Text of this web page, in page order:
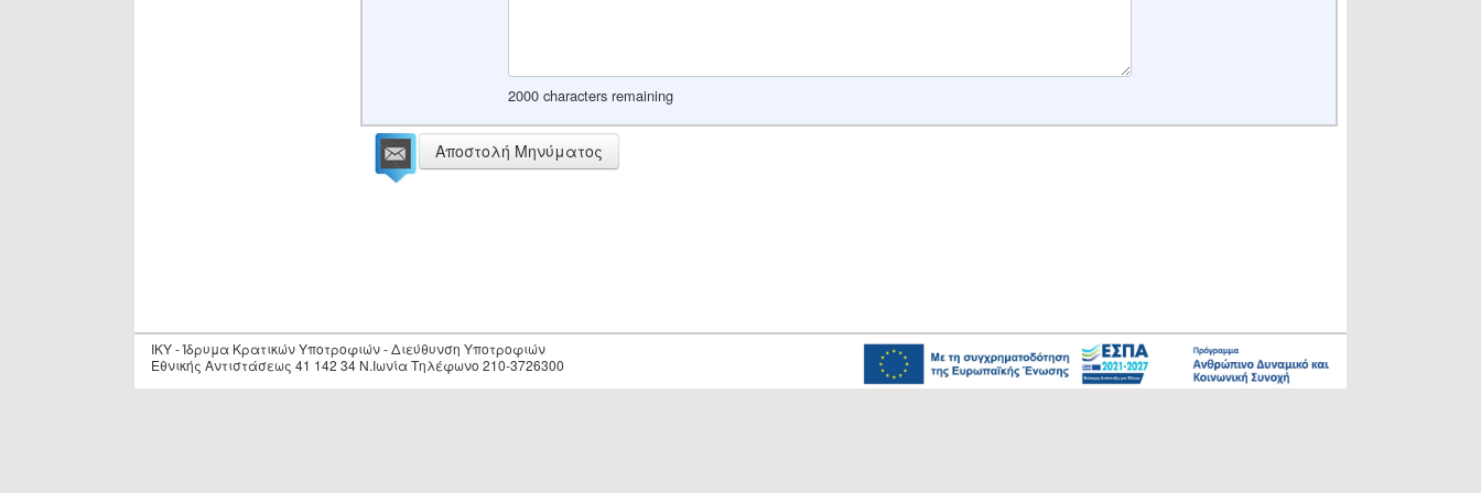
2000 characters remaining
Αποστολή Μηνύματος
IKY - Ίδρυμα Κρατικών Υποτροφιών - Διεύθυνση Υποτροφιών
Εθνικής Αντιστάσεως 41 142 34 Ν.Ιωνία Τηλέφωνο 210-3726300